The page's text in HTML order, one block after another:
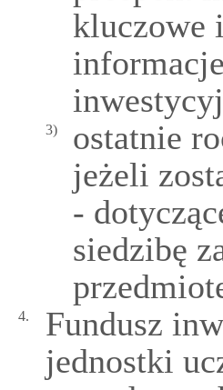
kluczowe
3)
ostatnie
jeżeli
-
siedzibę
4.
Fundusz
jednostki